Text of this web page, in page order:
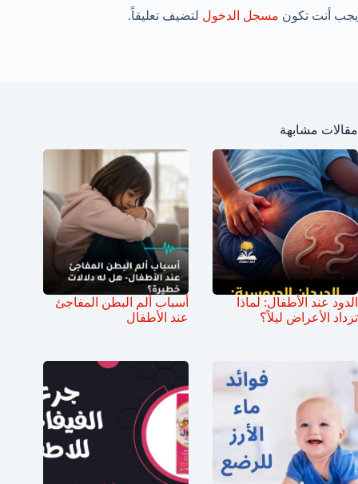
يجب أنت تكون مسجل الدخول لتضيف تعليقاً.
مقالات مشابهة
الدود عند الأطفال: لماذا
تزداد الأعراض ليلاً؟
أسباب ألم البطن المفاجئ
عند الأطفال